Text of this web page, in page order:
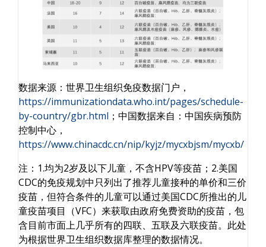
数据来源：世界卫生组织免疫数据门户，
https://immunizationdata.who.int/pages/schedule-
by-country/gbr.html ；中国数据来自：中国疾病预防
控制中心，
https://www.chinacdc.cn/nip/kyjz/mycxbjsm/mycxb/
注：1.均为2岁及以下儿童，不含HPV等疫苗；2.美国
CDC的免疫规划中只列出了推荐儿童接种的单价和三价
疫苗，但符合条件的儿童可以通过美国CDC所推出的儿
童疫苗项目（VFC）来获取由政府免费资助的疫苗，包
含目前市面上几乎所有的四联、五联及六联疫苗。此处
为根据世界卫生组织数据库整理的数据情况。